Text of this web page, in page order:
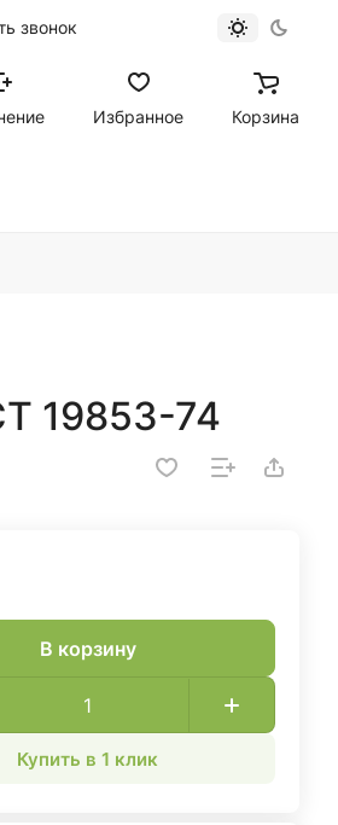
звонок
Избранное Корзина
19853-74
В корзину
Купить в 1 клик